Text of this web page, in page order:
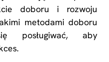
doboru i rozwoju
metodami doboru
posługiwać, aby